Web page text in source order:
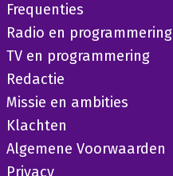
Frequenties
Radio en programmering
TV en programmering
Redactie
Missie en ambities
Klachten
Algemene Voorwaarden
Privacy